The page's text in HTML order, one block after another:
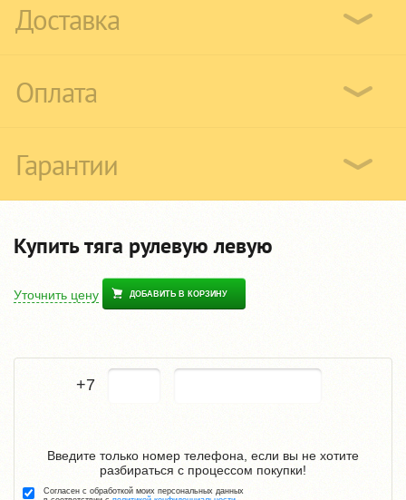
Доставка
Оплата
Гарантии
Купить тяга рулевую левую
Уточнить цену ДОБАВИТЬ В КОРЗИНУ
+7
Введите только номер телефона, если вы не хотите
разбираться с процессом покупки!
Согласен с обработкой моих персональных данных